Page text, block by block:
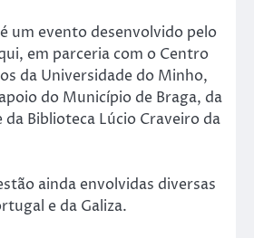
um evento desenvolvido pelo
em parceria com o Centro
da Universidade do Minho,
do Município de Braga, da
da Biblioteca Lúcio Craveiro da
ainda envolvidas diversas
e da Galiza.